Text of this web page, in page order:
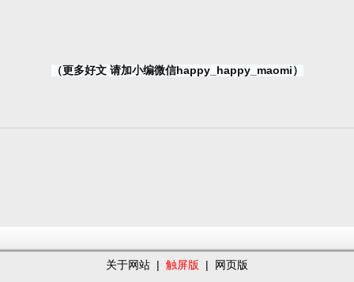
（更多好文 请加小编微信happy_happy_maomi）
关于网站 | 触屏版 | 网页版